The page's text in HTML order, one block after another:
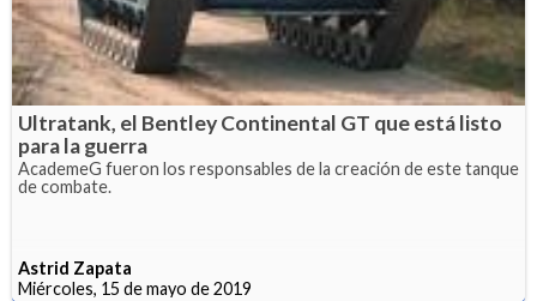
Ultratank, el Bentley Continental GT que está listo
para la guerra
AcademeG fueron los responsables de la creación de este tanque
de combate.
Astrid Zapata
Miércoles, 15 de mayo de 2019